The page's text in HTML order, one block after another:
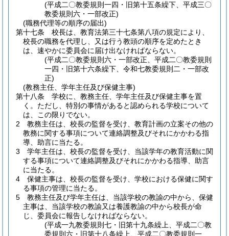
(平成二〇教委規則一四・旧第十五条繰下、平成三〇
教委規則六・一部改正)
(職務代理等の順序の届出)
第十七条
校長は、教育法第三十七条第八項の規定により、
校長の職務を代理し、又は行う教頭の順序を定めたとき
は、速やかに委員会に届け出なければならない。
(平成二〇教委規則六・一部改正、平成二〇教委規則
一四・旧第十六条繰下、令和七教委規則二・一部改
正)
(教務主任、学年主任及び保健主事)
第十八条
学校に、教務主任、学年主任及び保健主事を置
く。 ただし、特別の事情があると認められる学校について
は、この限りでない。
2
教務主任は、校長の監督を受け、教育計画の立案その他の
教務に関する事項について連絡調整及びそれにかかわる指
導、助言に当たる。
3
学年主任は、校長の監督を受け、当該学年の教育活動に関
する事項について連絡調整及びそれにかかわる指導、助言
に当たる。
4
保健主事は、校長の監督を受け、学校における保健に関す
る事項の管理に当たる。
5
教務主任及び学年主任は、当該学校の教諭の中から、保健
主事は、当該学校の教諭又は養護教諭の中から校長が命
じ、委員会に報告しなければならない。
(平成一九教委規則七・旧第十九条繰上、平成二〇教
委規則六・旧第十八条繰上、平成二〇教委規則一